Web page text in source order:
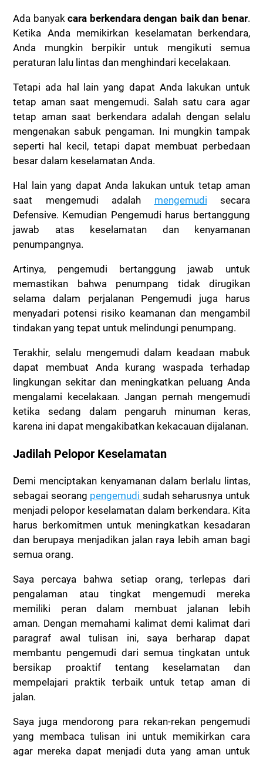
Ada banyakcara berkendara dengan baik dan benar.
Ketika Anda memikirkan keselamatan berkendara,
Anda mungkin berpikir untuk mengikuti semua
peraturan lalu lintas dan menghindari kecelakaan.
Tetapi ada hal lain yang dapat Anda lakukan untuk
tetap aman saat mengemudi. Salah satu cara agar
tetap aman saat berkendara adalah dengan selalu
mengenakan sabuk pengaman. Ini mungkin tampak
seperti hal kecil, tetapi dapat membuat perbedaan
besar dalam keselamatan Anda.
Hal lain yang dapat Anda lakukan untuk tetap aman
saat mengemudi adalah mengemudi secara
Defensive. Kemudian Pengemudi harus bertanggung
jawab atas keselamatan dan kenyamanan
penumpangnya.
Artinya, pengemudi bertanggung jawab untuk
memastikan bahwa penumpang tidak dirugikan
selama dalam perjalanan Pengemudi juga harus
menyadari potensi risiko keamanan dan mengambil
tindakan yang tepat untuk melindungi penumpang.
Terakhir, selalu mengemudi dalam keadaan mabuk
dapat membuat Anda kurang waspada terhadap
lingkungan sekitar dan meningkatkan peluang Anda
mengalami kecelakaan. Jangan pernah mengemudi
ketika sedang dalam pengaruh minuman keras,
karena ini dapat mengakibatkan kekacauan dijalanan.
Jadilah Pelopor Keselamatan
Demi menciptakan kenyamanan dalam berlalu lintas,
sebagai seorang pengemudi sudah seharusnya untuk
menjadi pelopor keselamatan dalam berkendara. Kita
harus berkomitmen untuk meningkatkan kesadaran
dan berupaya menjadikan jalan raya lebih aman bagi
semua orang.
Saya percaya bahwa setiap orang, terlepas dari
pengalaman atau tingkat mengemudi mereka
memiliki peran dalam membuat jalanan lebih
aman. Dengan memahami kalimat demi kalimat dari
paragraf awal tulisan ini, saya berharap dapat
membantu pengemudi dari semua tingkatan untuk
bersikap proaktif tentang keselamatan dan
mempelajari praktik terbaik untuk tetap aman di
jalan.
Saya juga mendorong para rekan-rekan pengemudi
yang membaca tulisan ini untuk memikirkan cara
agar mereka dapat menjadi duta yang aman untuk